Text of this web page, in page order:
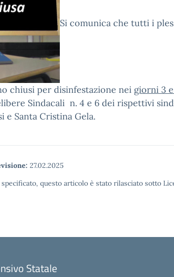
Si comunica che tutti i
chiusi per disinfestazione nei giorni 3
Sindacali n. 4 e 6 dei rispettivi
e Santa Cristina Gela.
27.02.2025
questo articolo è stato rilasciato sotto
Statale